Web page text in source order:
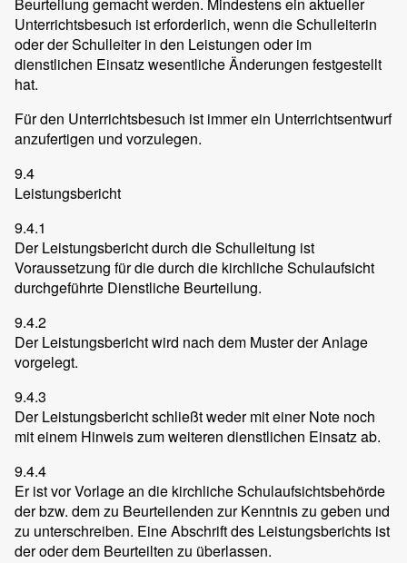
Beurteilung gemacht werden. Mindestens ein aktueller
Unterrichtsbesuch ist erforderlich, wenn die Schulleiterin
oder der Schulleiter in den Leistungen oder im
dienstlichen Einsatz wesentliche Änderungen festgestellt
hat.
Für den Unterrichtsbesuch ist immer ein Unterrichtsentwurf
anzufertigen und vorzulegen.
9.4
Leistungsbericht
9.4.1
Der Leistungsbericht durch die Schulleitung ist
Voraussetzung für die durch die kirchliche Schulaufsicht
durchgeführte Dienstliche Beurteilung.
9.4.2
Der Leistungsbericht wird nach dem Muster der Anlage
vorgelegt.
9.4.3
Der Leistungsbericht schließt weder mit einer Note noch
mit einem Hinweis zum weiteren dienstlichen Einsatz ab.
9.4.4
Er ist vor Vorlage an die kirchliche Schulaufsichtsbehörde
der bzw. dem zu Beurteilenden zur Kenntnis zu geben und
zu unterschreiben. Eine Abschrift des Leistungsberichts ist
der oder dem Beurteilten zu überlassen.